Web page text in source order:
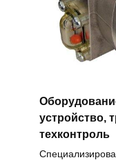
устройство,
техконтроль